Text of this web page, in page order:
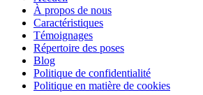
À propos de nous
Caractéristiques
Témoignages
Répertoire des poses
Blog
Politique de confidentialité
Politique en matière de cookies